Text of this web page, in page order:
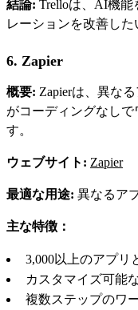
結論: Trelloは、AI機能
レーションを改善した
6. Zapier
概要: Zapierは、異な
がコーディングなし
す。
ウェブサイト: Zapier
最適な用途: 異なるア
主な特徴：
3,000以上のアプリ
カスタマイズ可能
複数ステップのワ